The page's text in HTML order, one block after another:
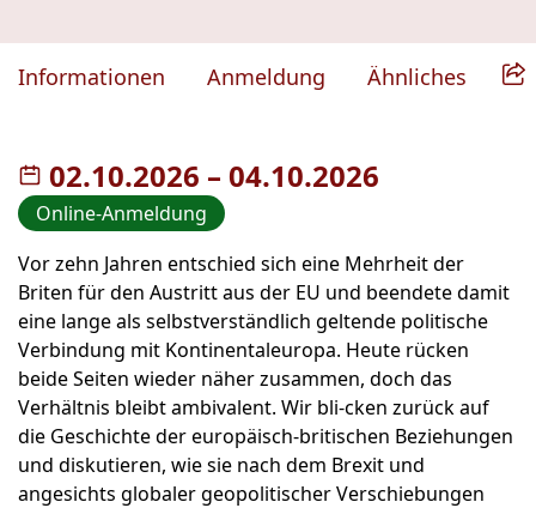
Informationen Anmeldung Ähnliches
02.10.2026 – bis
04.10.2026
Online-Anmeldung
Vor zehn Jahren entschied sich eine Mehrheit der
Briten für den Austritt aus der EU und beendete damit
eine lange als selbstverständlich geltende politische
Verbindung mit Kontinentaleuropa. Heute rücken
beide Seiten wieder näher zusammen, doch das
Verhältnis bleibt ambivalent. Wir bli-cken zurück auf
die Geschichte der europäisch-britischen Beziehungen
und diskutieren, wie sie nach dem Brexit und
angesichts globaler geopolitischer Verschiebungen